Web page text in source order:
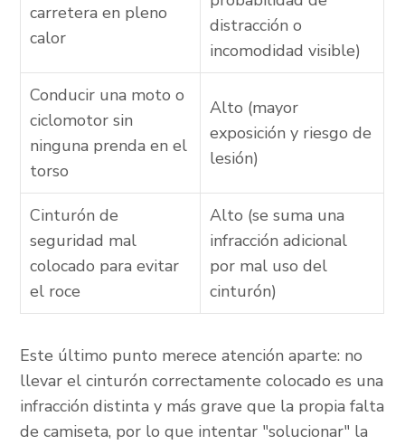
carretera en pleno
calor
distracción o
incomodidad visible)
Conducir una moto o
ciclomotor sin
ninguna prenda en el
torso
Alto (mayor
exposición y riesgo de
lesión)
Cinturón de
seguridad mal
colocado para evitar
el roce
Alto (se suma una
infracción adicional
por mal uso del
cinturón)
Este último punto merece atención aparte: no
llevar el cinturón correctamente colocado es una
infracción distinta y más grave que la propia falta
de camiseta, por lo que intentar "solucionar" la